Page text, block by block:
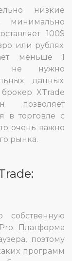
низкие
минимально
100$
или рублях.
меньше 1
не нужно
данных.
XTrade
позволяет
в торговле с
очень важно
рынка.
собственную
Платформа
поэтому
программ